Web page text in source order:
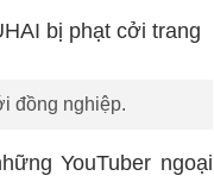
đồng nghiệp.
YouTuber ngoại